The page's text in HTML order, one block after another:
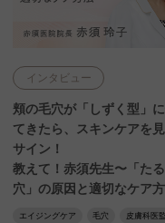
インタビュー
頬の毛穴が「しずく型」
てきたら、スキンケアを
サイン！
教えて！赤須先生〜「た
穴」の原因と適切なケア
エイジングケア 毛穴 皮膚科医